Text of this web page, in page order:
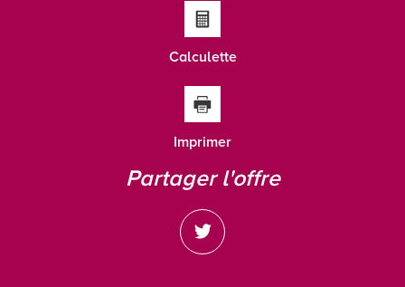
Familles avec 1 ou 2 enfants
Calculette
Imprimer
partager l'offre